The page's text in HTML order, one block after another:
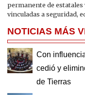
permanente de
vinculadas a seguridad,
NOTICIAS MÁS
Con
cedió y
de Tierras